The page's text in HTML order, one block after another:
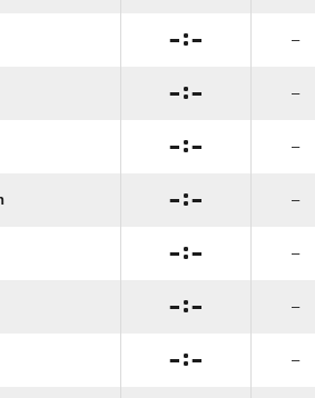
: –
: –
: –
: –
: –
: –
: –